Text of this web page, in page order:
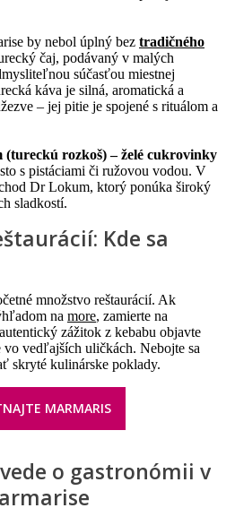
by nebol úplný bez tradičného
čaj, podávaný v malých
súčasťou miestnej
káva je silná, aromatická a
– jej pitie je spojené s rituálom a
(tureckú rozkoš) – želé cukrovinky
s pistáciami či ružovou vodou. V
Dr Lokum, ktorý ponúka široký
sladkostí.
Kde sa
množstvo reštaurácií. Ak
na more, zamierte na
zážitok z kebabu objavte
vo vedľajších uličkách. Nebojte sa
skryté kulinárske poklady.
MARMARIS
o gastronómii v